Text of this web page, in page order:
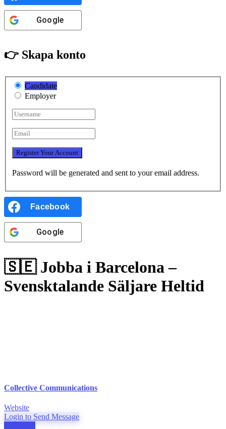
Google
👉 Skapa konto
Candidate
Employer
Password will be generated and sent to your email address.
Facebook
Google
🇸🇪 Jobba i Barcelona –
Svensktalande Säljare Heltid
Collective Communications
Website
Login to Send Message